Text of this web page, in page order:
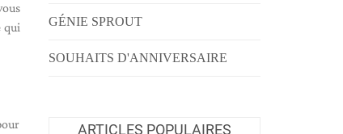
qui
GÉNIE SPROUT
SOUHAITS D'ANNIVERSAIRE
ARTICLES POPULAIRES